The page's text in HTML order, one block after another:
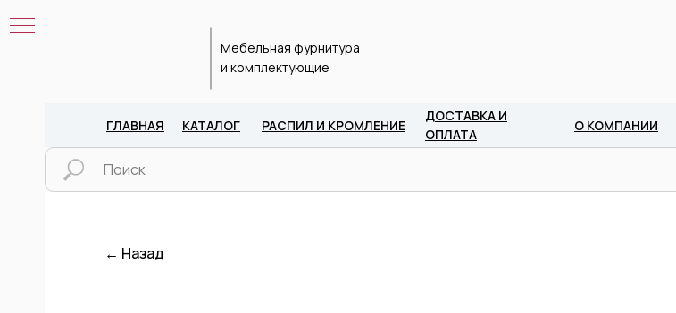
Мебельная фурнитура
и комплектующие
ГЛАВНАЯ КАТАЛОГ РАСПИЛ И КРОМЛЕНИЕ
ДОСТАВКА И
ОПЛАТА
О КОМПАНИИ
← Назад